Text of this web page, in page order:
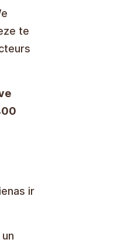
te
zijn